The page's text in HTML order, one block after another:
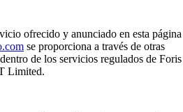
ofrecido y anunciado en esta página
se proporciona a través de otras
de los servicios regulados de Foris
Limited.